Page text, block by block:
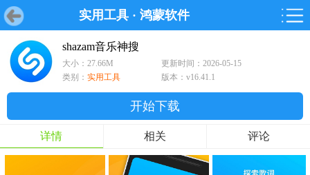
实用工具 · 鸿蒙软件
首页 游戏 软件
首页 游戏 软件 鸿蒙
游戏
鸿蒙
软件
专题
shazam音乐神搜
大小：27.66M
更新时间：2026-05-15
类别： 实用工具 版本：v16.41.1
开始下载
详情 相关 评论